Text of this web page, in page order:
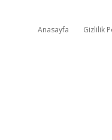
Anasayfa Gizlilik